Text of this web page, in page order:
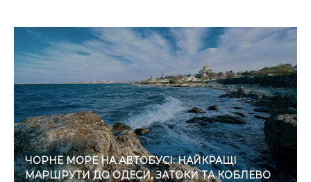
ЧОРНЕ МОРЕ НА АВТОБУСІ: НАЙКРАЩІ
МАРШРУТИ ДО ОДЕСИ, ЗАТОКИ ТА КОБЛЕВО